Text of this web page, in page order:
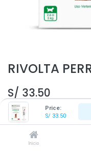
Price:
S/ 33.50
Inicio
RIVOLTA
S/ 33.50